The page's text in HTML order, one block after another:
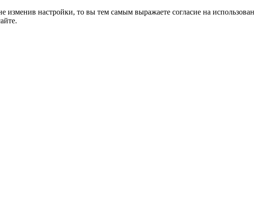
изменив настройки, то вы тем самым выражаете согласие на